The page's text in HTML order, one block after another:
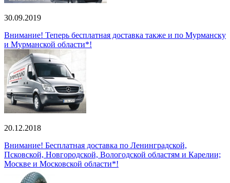
30.09.2019
Внимание! Теперь бесплатная доставка также и по Мурманску
и Мурманской области*!
20.12.2018
Внимание! Бесплатная доставка по Ленинградской,
Псковской, Новгородской, Вологодской областям и Карелии;
Москве и Московской области*!